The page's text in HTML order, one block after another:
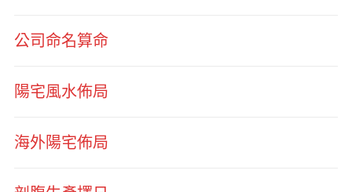
公司命名算命
陽宅風水佈局
海外陽宅佈局